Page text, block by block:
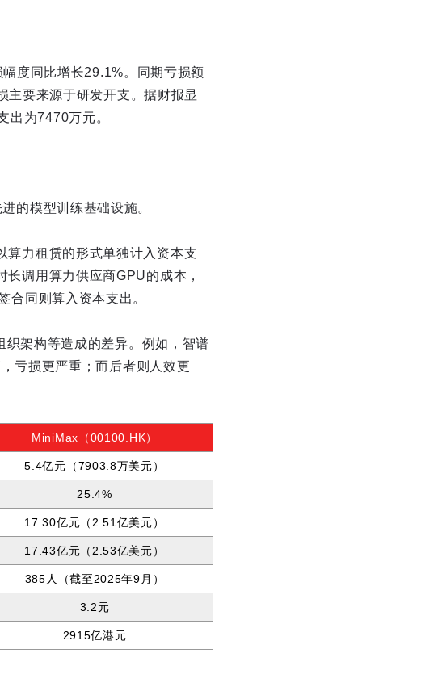
度同比增长29.1%。同期亏损额
主要来源于研发开支。据财报显
出为7470万元。
的模型训练基础设施。
算力租赁的形式单独计入资本支
调用算力供应商GPU的成本，
合同则算入资本支出。
架构等造成的差异。例如，智谱
亏损更严重；而后者则人效更
MiniMax（00100.HK）
5.4亿元（7903.8万美元）
25.4%
17.30亿元（2.51亿美元）
17.43亿元（2.53亿美元）
385人（截至2025年9月）
3.2元
2915亿港元